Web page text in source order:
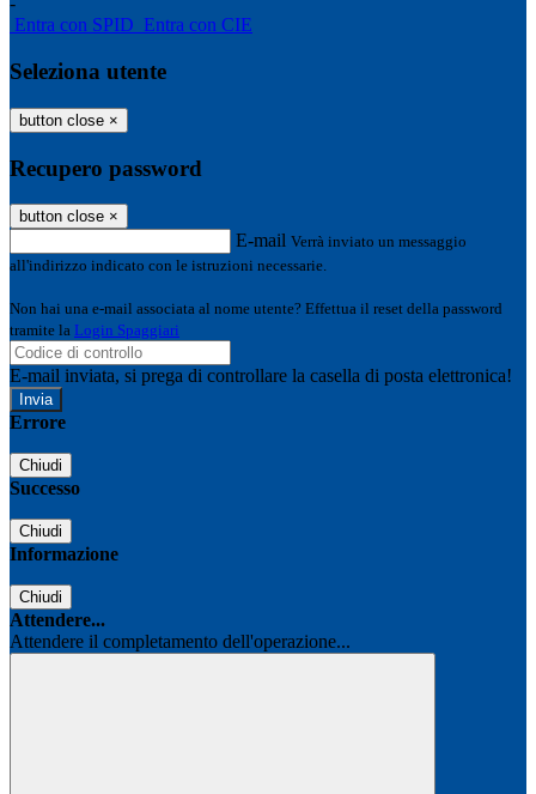
Entra con SPID Entra con CIE
Seleziona utente
button close ×
Recupero password
button close ×
E-mail Verrà inviato un messaggio
all'indirizzo indicato con le istruzioni necessarie.
Non hai una e-mail associata al nome utente? Effettua il reset della password
tramite la Login Spaggiari
E-mail inviata, si prega di controllare la casella di posta elettronica!
Errore
Chiudi
Successo
Chiudi
Informazione
Chiudi
Attendere...
Attendere il completamento dell'operazione...